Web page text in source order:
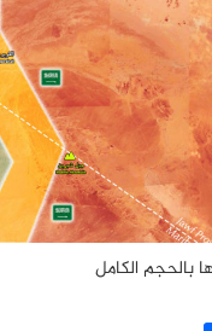
الكامل